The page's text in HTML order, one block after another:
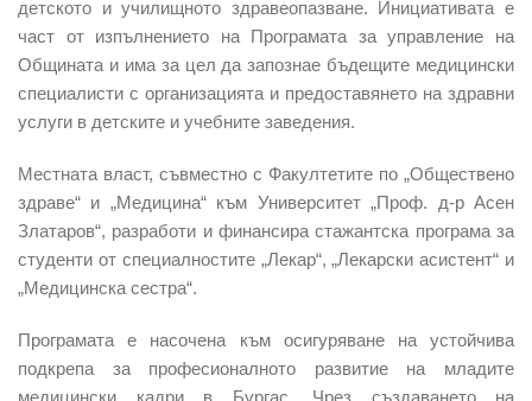
детското и училищното здравеопазване. Инициативата е
част от изпълнението на Програмата за управление на
Общината и има за цел да запознае бъдещите медицински
специалисти с организацията и предоставянето на здравни
услуги в детските и учебните заведения.
Местната власт, съвместно с Факултетите по „Обществено
здраве“ и „Медицина“ към Университет „Проф. д-р Асен
Златаров“, разработи и финансира стажантска програма за
студенти от специалностите „Лекар“, „Лекарски асистент“ и
„Медицинска сестра“.
Програмата е насочена към осигуряване на устойчива
подкрепа за професионалното развитие на младите
медицински кадри в Бургас. Чрез създаването на